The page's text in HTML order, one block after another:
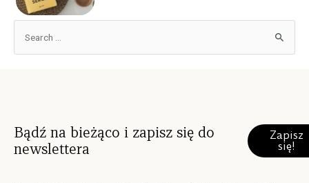
Bądź na bieżąco i zapisz się do
newslettera
Zapisz
się!